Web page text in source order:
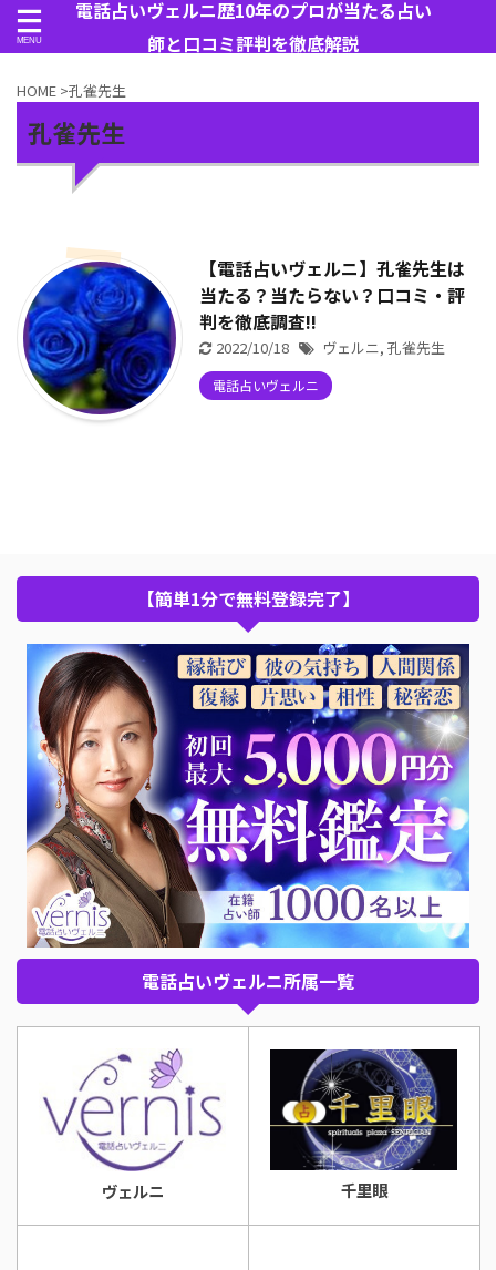
電話占いヴェルニ歴10年のプロが当たる占い
師と口コミ評判を徹底解説
HOME >孔雀先生
孔雀先生
【電話占いヴェルニ】孔雀先生は
当たる？当たらない？口コミ・評
判を徹底調査!!
2022/10/18 ヴェルニ, 孔雀先生
電話占いヴェルニ
【簡単1分で無料登録完了】
電話占いヴェルニ所属一覧
ヴェルニ 千里眼